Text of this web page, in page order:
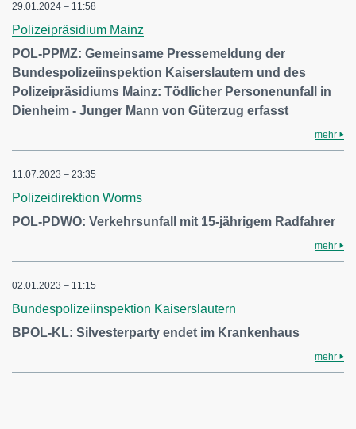
29.01.2024 – 11:58
Polizeipräsidium Mainz
POL-PPMZ: Gemeinsame Pressemeldung der
Bundespolizeiinspektion Kaiserslautern und des
Polizeipräsidiums Mainz: Tödlicher Personenunfall in
Dienheim - Junger Mann von Güterzug erfasst
mehr
11.07.2023 – 23:35
Polizeidirektion Worms
POL-PDWO: Verkehrsunfall mit 15-jährigem Radfahrer
mehr
02.01.2023 – 11:15
Bundespolizeiinspektion Kaiserslautern
BPOL-KL: Silvesterparty endet im Krankenhaus
mehr